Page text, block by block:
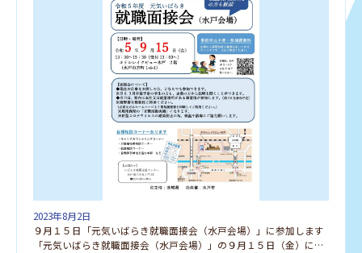
2023年8月2日
９月１５日「元気いばらき就職面接会（水戸会場）」に参加します
「元気いばらき就職面接会（水戸会場）」の９月１５日（金）に参加します。お気軽にご参加ください。お待ち […]